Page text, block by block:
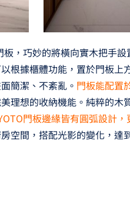
，巧妙的將橫向實木把手
根據櫃體功能，置於門板上
簡潔、不紊亂。 門板能配置
理想的收納機能。純粹的木
門板邊緣皆有圓弧設計
空間，搭配光影的變化，達